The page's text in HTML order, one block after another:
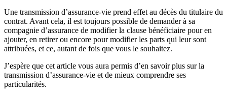
Une transmission d’assurance-vie prend effet au décès du titulaire du
contrat. Avant cela, il est toujours possible de demander à sa
compagnie d’assurance de modifier la clause bénéficiaire pour en
ajouter, en retirer ou encore pour modifier les parts qui leur sont
attribuées, et ce, autant de fois que vous le souhaitez.
J’espère que cet article vous aura permis d’en savoir plus sur la
transmission d’assurance-vie et de mieux comprendre ses
particularités.